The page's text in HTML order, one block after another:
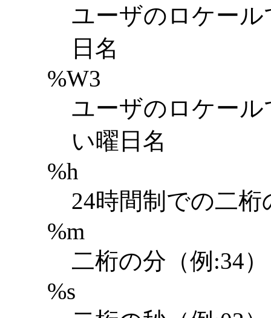
ユーザのロケー
日名
%W3
ユーザのロケー
い曜日名
%h
24時間制での二桁
%m
二桁の分（例:34）
%s